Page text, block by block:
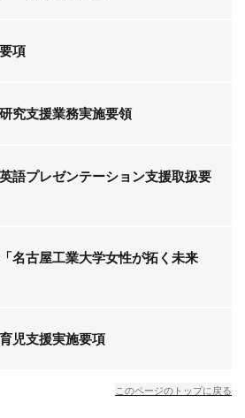
項
究支援業務実施要領
語プレゼンテーション支援取扱要
名古屋工業大学女性が拓く未来
児支援実施要項
このページのトップに戻る